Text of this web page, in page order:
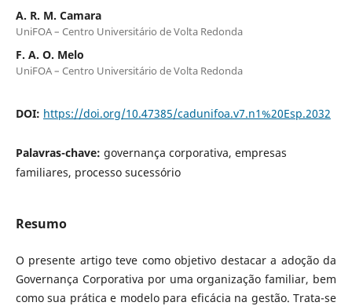
A. R. M. Camara
UniFOA – Centro Universitário de Volta Redonda
F. A. O. Melo
UniFOA – Centro Universitário de Volta Redonda
DOI: https://doi.org/10.47385/cadunifoa.v7.n1%20Esp.2032
Palavras-chave: governança corporativa, empresas
familiares, processo sucessório
Resumo
O presente artigo teve como objetivo destacar a adoção da
Governança Corporativa por uma organização familiar, bem
como sua prática e modelo para eficácia na gestão. Trata-se